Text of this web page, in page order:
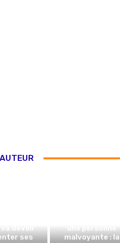
devoir
ses
une personne
malvoyante : la